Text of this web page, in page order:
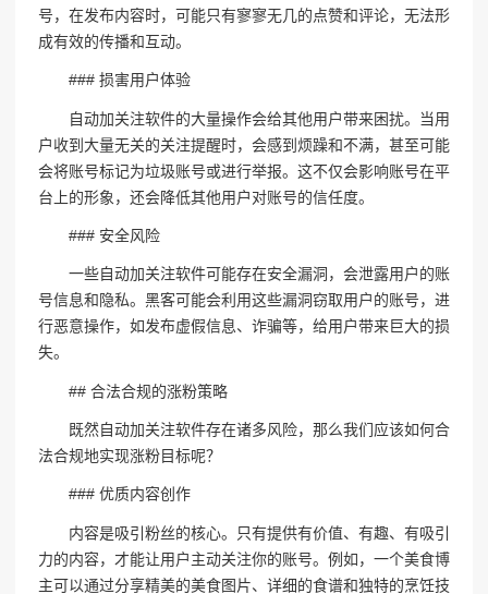
号，在发布内容时，可能只有寥寥无几的点赞和评论，无法形
成有效的传播和互动。
### 损害用户体验
自动加关注软件的大量操作会给其他用户带来困扰。当用
户收到大量无关的关注提醒时，会感到烦躁和不满，甚至可能
会将账号标记为垃圾账号或进行举报。这不仅会影响账号在平
台上的形象，还会降低其他用户对账号的信任度。
### 安全风险
一些自动加关注软件可能存在安全漏洞，会泄露用户的账
号信息和隐私。黑客可能会利用这些漏洞窃取用户的账号，进
行恶意操作，如发布虚假信息、诈骗等，给用户带来巨大的损
失。
## 合法合规的涨粉策略
既然自动加关注软件存在诸多风险，那么我们应该如何合
法合规地实现涨粉目标呢？
### 优质内容创作
内容是吸引粉丝的核心。只有提供有价值、有趣、有吸引
力的内容，才能让用户主动关注你的账号。例如，一个美食博
主可以通过分享精美的美食图片、详细的食谱和独特的烹饪技